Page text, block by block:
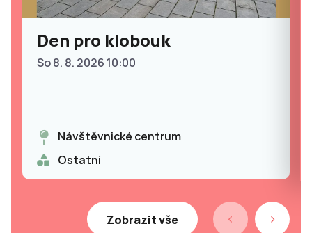
Den pro klobouk
So 8. 8. 2026 10:00
Návštěvnické centrum
Ostatní
Zobrazit vše